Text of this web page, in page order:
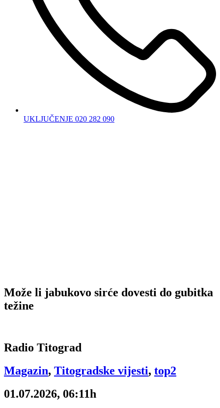
UKLJUČENJE 020 282 090
Može li jabukovo sirće dovesti do gubitka
težine
Radio Titograd
Magazin, Titogradske vijesti, top2
01.07.2026, 06:11h